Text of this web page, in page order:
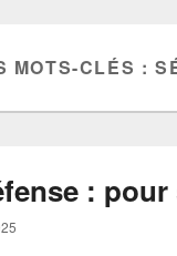
MOTS-CLÉS :
: